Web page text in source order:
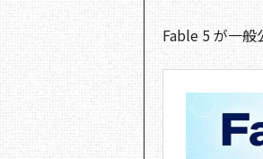
Fable 5 が一